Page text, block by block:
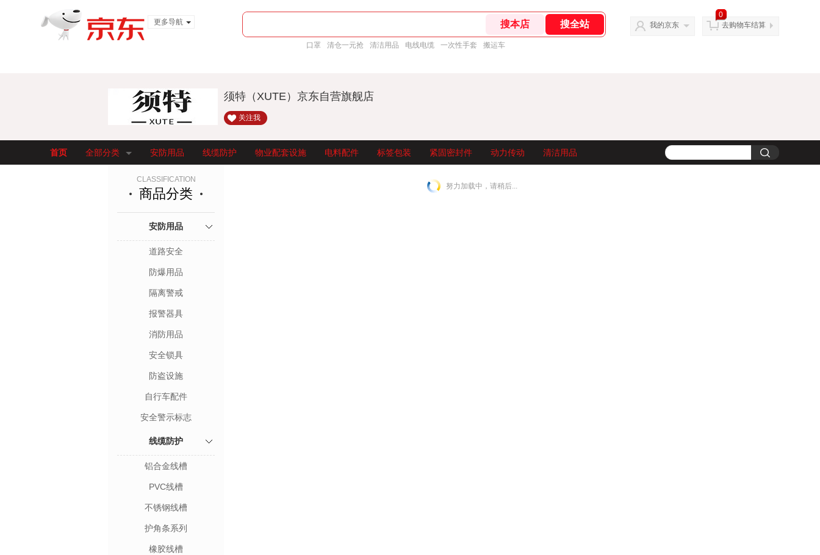
更多导航
口罩 清仓一元抢 清洁用品 电线电缆 一次性手套 搬运车
我的京东
0
去购物车结算
须特（XUTE）京东自营旗舰店
关注我
首页 全部分类 安防用品 线缆防护 物业配套设施 电料配件 标签包装 紧固密封件 动力传动 清洁用品
CLASSIFICATION
商品分类
安防用品
道路安全
防爆用品
隔离警戒
报警器具
消防用品
安全锁具
防盗设施
自行车配件
安全警示标志
线缆防护
铝合金线槽
PVC线槽
不锈钢线槽
护角条系列
橡胶线槽
努力加载中，请稍后...